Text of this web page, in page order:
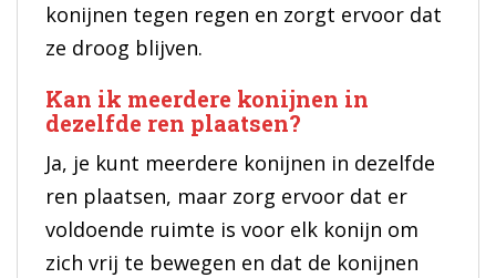
konijnen tegen regen en zorgt ervoor dat
ze droog blijven.
Kan ik meerdere konijnen in
dezelfde ren plaatsen?
Ja, je kunt meerdere konijnen in dezelfde
ren plaatsen, maar zorg ervoor dat er
voldoende ruimte is voor elk konijn om
zich vrij te bewegen en dat de konijnen